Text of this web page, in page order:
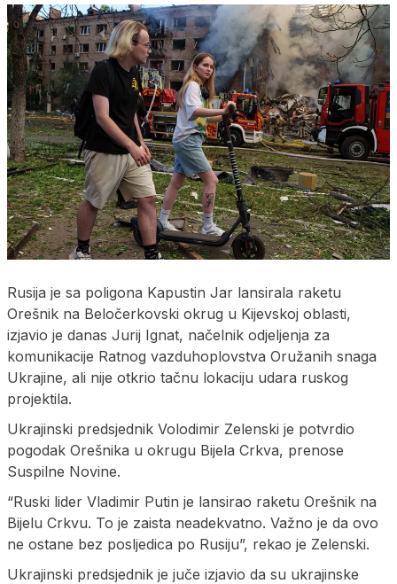
Rusija je sa poligona Kapustin Jar lansirala raketu
Orešnik na Beločerkovski okrug u Kijevskoj oblasti,
izjavio je danas Jurij Ignat, načelnik odjeljenja za
komunikacije Ratnog vazduhoplovstva Oružanih snaga
Ukrajine, ali nije otkrio tačnu lokaciju udara ruskog
projektila.
Ukrajinski predsjednik Volodimir Zelenski je potvrdio
pogodak Orešnika u okrugu Bijela Crkva, prenose
Suspilne Novine.
“Ruski lider Vladimir Putin je lansirao raketu Orešnik na
Bijelu Crkvu. To je zaista neadekvatno. Važno je da ovo
ne ostane bez posljedica po Rusiju”, rekao je Zelenski.
Ukrajinski predsjednik je juče izjavio da su ukrajinske